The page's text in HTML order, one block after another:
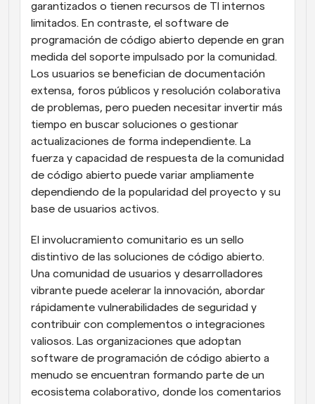
garantizados o tienen recursos de TI internos
limitados. En contraste, el software de
programación de código abierto depende en gran
medida del soporte impulsado por la comunidad.
Los usuarios se benefician de documentación
extensa, foros públicos y resolución colaborativa
de problemas, pero pueden necesitar invertir más
tiempo en buscar soluciones o gestionar
actualizaciones de forma independiente. La
fuerza y capacidad de respuesta de la comunidad
de código abierto puede variar ampliamente
dependiendo de la popularidad del proyecto y su
base de usuarios activos.
El involucramiento comunitario es un sello
distintivo de las soluciones de código abierto.
Una comunidad de usuarios y desarrolladores
vibrante puede acelerar la innovación, abordar
rápidamente vulnerabilidades de seguridad y
contribuir con complementos o integraciones
valiosos. Las organizaciones que adoptan
software de programación de código abierto a
menudo se encuentran formando parte de un
ecosistema colaborativo, donde los comentarios